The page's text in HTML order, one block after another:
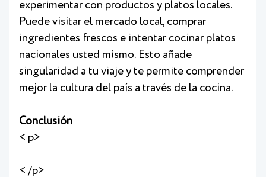
experimentar con productos y platos locales.
Puede visitar el mercado local, comprar
ingredientes frescos e intentar cocinar platos
nacionales usted mismo. Esto añade
singularidad a tu viaje y te permite comprender
mejor la cultura del país a través de la cocina.
Conclusión
< p>
< /p>